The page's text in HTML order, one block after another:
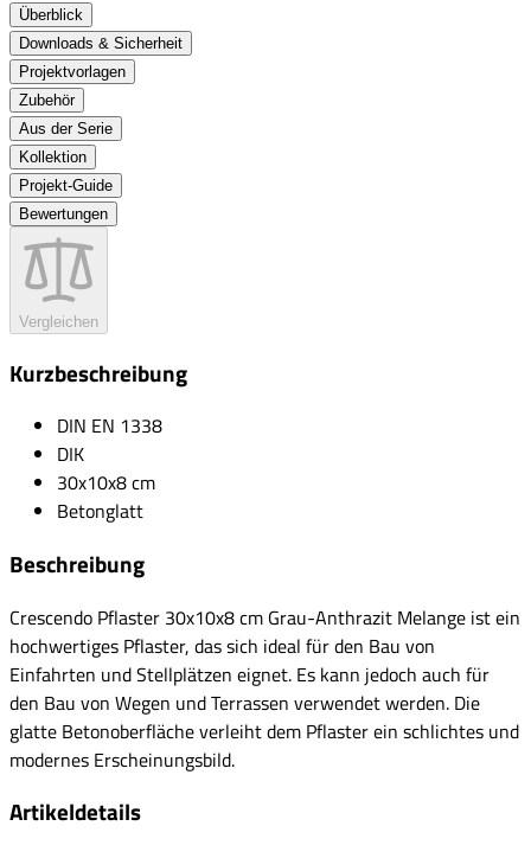
Überblick
Downloads & Sicherheit
Projektvorlagen
Zubehör
Aus der Serie
Kollektion
Projekt-Guide
Bewertungen
Vergleichen
Kurzbeschreibung
DIN EN 1338
DIK
30x10x8 cm
Betonglatt
Beschreibung
Crescendo Pflaster 30x10x8 cm Grau-Anthrazit Melange ist ein
hochwertiges Pflaster, das sich ideal für den Bau von
Einfahrten und Stellplätzen eignet. Es kann jedoch auch für
den Bau von Wegen und Terrassen verwendet werden. Die
glatte Betonoberfläche verleiht dem Pflaster ein schlichtes und
modernes Erscheinungsbild.
Artikeldetails